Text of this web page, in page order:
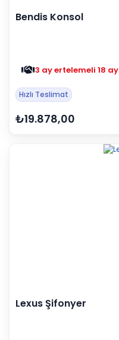
Bendis Konsol
3 ay ertelemeli 18 ay
Hızlı Teslimat
₺19.878,00
Lexus Şifonyer